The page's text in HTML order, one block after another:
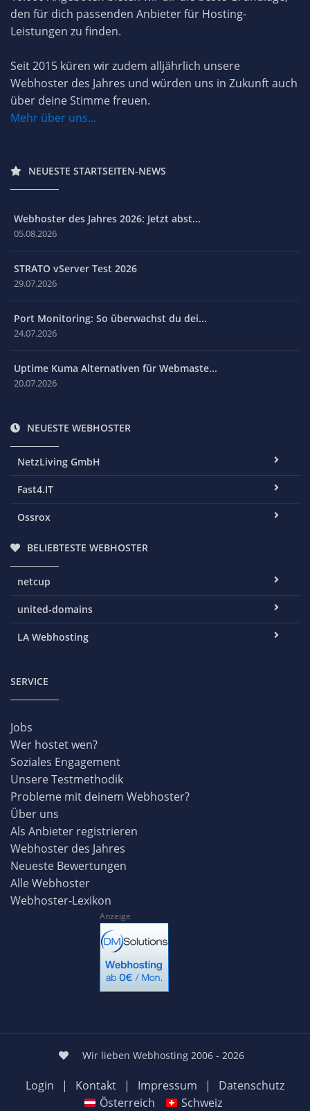
den für dich passenden Anbieter für Hosting-
Leistungen zu finden.
Seit 2015 küren wir zudem alljährlich unsere
Webhoster des Jahres und würden uns in Zukunft auch
über deine Stimme freuen.
Mehr über uns...
NEUESTE STARTSEITEN-NEWS
Webhoster des Jahres 2026: Jetzt abst...
05.08.2026
STRATO vServer Test 2026
29.07.2026
Port Monitoring: So überwachst du dei...
24.07.2026
Uptime Kuma Alternativen für Webmaste...
20.07.2026
NEUESTE WEBHOSTER
NetzLiving GmbH
Fast4.IT
Ossrox
BELIEBTESTE WEBHOSTER
netcup
united-domains
LA Webhosting
SERVICE
Jobs
Wer hostet wen?
Soziales Engagement
Unsere Testmethodik
Probleme mit deinem Webhoster?
Über uns
Als Anbieter registrieren
Webhoster des Jahres
Neueste Bewertungen
Alle Webhoster
Webhoster-Lexikon
Anzeige
Wir lieben Webhosting 2006 - 2026
Login | Kontakt | Impressum |
Datenschutz
Österreich
Schweiz